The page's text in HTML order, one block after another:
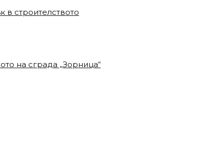
строителството
на сграда „Зорница“